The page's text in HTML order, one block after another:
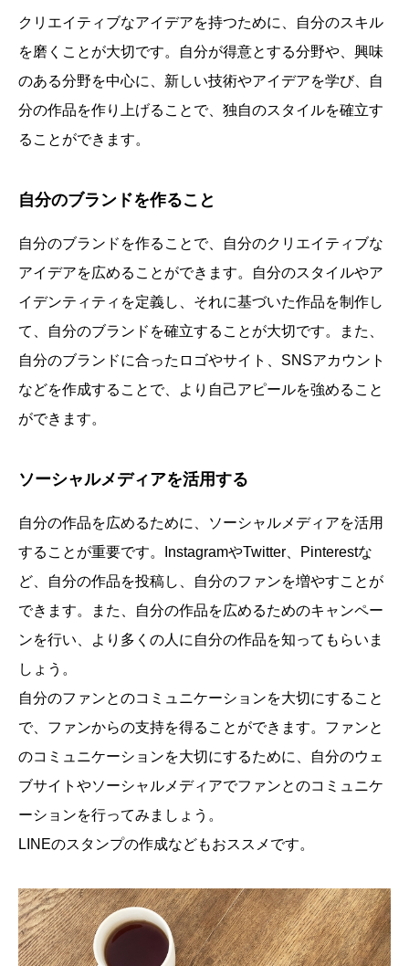
クリエイティブなアイデアを持つために、自分のスキル
を磨くことが大切です。自分が得意とする分野や、興味
のある分野を中心に、新しい技術やアイデアを学び、自
分の作品を作り上げることで、独自のスタイルを確立す
ることができます。
自分のブランドを作ること
自分のブランドを作ることで、自分のクリエイティブな
アイデアを広めることができます。自分のスタイルやア
イデンティティを定義し、それに基づいた作品を制作し
て、自分のブランドを確立することが大切です。また、
自分のブランドに合ったロゴやサイト、SNSアカウント
などを作成することで、より自己アピールを強めること
ができます。
ソーシャルメディアを活用する
自分の作品を広めるために、ソーシャルメディアを活用
することが重要です。InstagramやTwitter、Pinterestな
ど、自分の作品を投稿し、自分のファンを増やすことが
できます。また、自分の作品を広めるためのキャンペー
ンを行い、より多くの人に自分の作品を知ってもらいま
しょう。
自分のファンとのコミュニケーションを大切にすること
で、ファンからの支持を得ることができます。ファンと
のコミュニケーションを大切にするために、自分のウェ
ブサイトやソーシャルメディアでファンとのコミュニケ
ーションを行ってみましょう。
LINEのスタンプの作成などもおススメです。